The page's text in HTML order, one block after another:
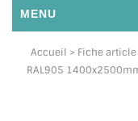
MENU
NOUS
Accueil > Fiche
RAL905